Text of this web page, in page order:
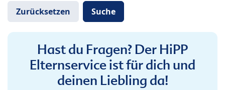
Hast du Fragen? Der HiPP
Elternservice ist für dich und
deinen Liebling da!